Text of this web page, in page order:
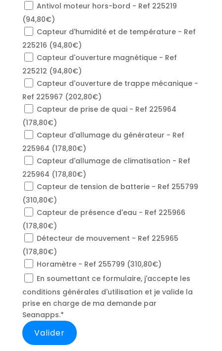
Antivol moteur hors-bord - Ref 225219
(94,80€)
Capteur d'humidité et de température - Ref
225216 (94,80€)
Capteur d'ouverture magnétique - Ref
225212 (94,80€)
Capteur d'ouverture de trappe mécanique -
Ref 225967 (202,80€)
Capteur de prise de quai - Ref 225964
(178,80€)
Capteur d'allumage du générateur - Ref
225964 (178,80€)
Capteur d'allumage de climatisation - Ref
225964 (178,80€)
Capteur de tension de batterie - Ref 255799
(310,80€)
Capteur de présence d'eau - Ref 225966
(178,80€)
Détecteur de mouvement - Ref 225965
(178,80€)
Horamètre - Ref 255799 (310,80€)
En soumettant ce formulaire, j'accepte les
conditions générales d'utilisation et je valide la
prise en charge de ma demande par
Seanapps.*